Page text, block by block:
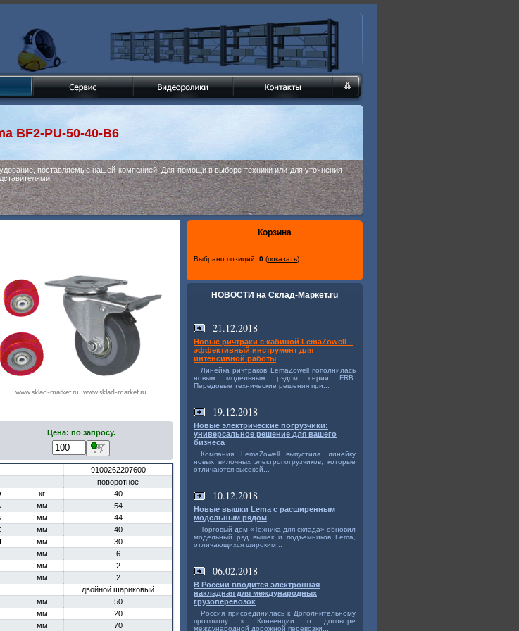
BF2-PU-50-40-B6
поставляемые нашей компанией. Для помощи в выборе техники или для уточнения
Цена: по запросу.
9100262207600
поворотное
кг 40
мм
54
мм
44
мм
40
мм
30
мм
6
мм
2
мм
2
двойной шариковый
мм
50
мм
20
мм 70
Корзина
Выбрано позиций: 0 (показать)
НОВОСТИ на Склад-Маркет.ru
21.12.2018
Новые ричтраки с кабиной LemaZowell –
эффективный инструмент для
интенсивной работы
Линейка ричтраков LemaZowell пополнилась
новым модельным рядом серии FRB.
Передовые технические решения при...
19.12.2018
Новые электрические погрузчики:
универсальное решение для вашего
бизнеса
Компания LemaZowell выпустила линейку
новых вилочных электропогрузчиков, которые
отличаются высокой...
10.12.2018
Новые вышки Lema с расширенным
модельным рядом
Торговый дом «Техника для склада» обновил
модельный ряд вышек и подъемников Lema,
отличающихся широким...
06.02.2018
В России вводится электронная
накладная для международных
грузоперевозок
Россия присоединилась к Дополнительному
протоколу к Конвенции о договоре
международной дорожной перевозки...